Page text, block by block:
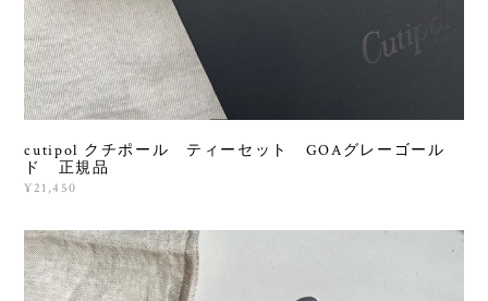
cutipol クチポール ティーセット GOAグレーゴール
ド 正規品
¥21,450